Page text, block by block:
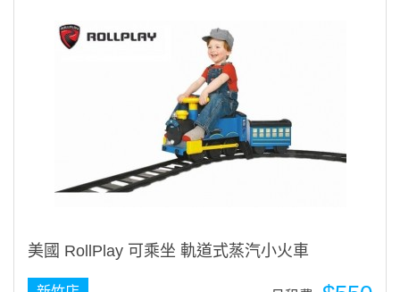
美國 RollPlay 可乘坐 軌道式蒸汽小火車